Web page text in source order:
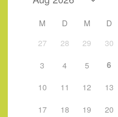
M D M D
27
28 29 30
3
4 5 6
10
11 12 13
17
18 19 20